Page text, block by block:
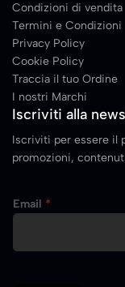
Condizioni di vendita
Termini e Condizioni
Privacy Policy
Cookie Policy
Traccia il tuo Ordine
I nostri Marchi
Iscriviti alla
Iscriviti per essere il
promozioni,
m
i
Email *